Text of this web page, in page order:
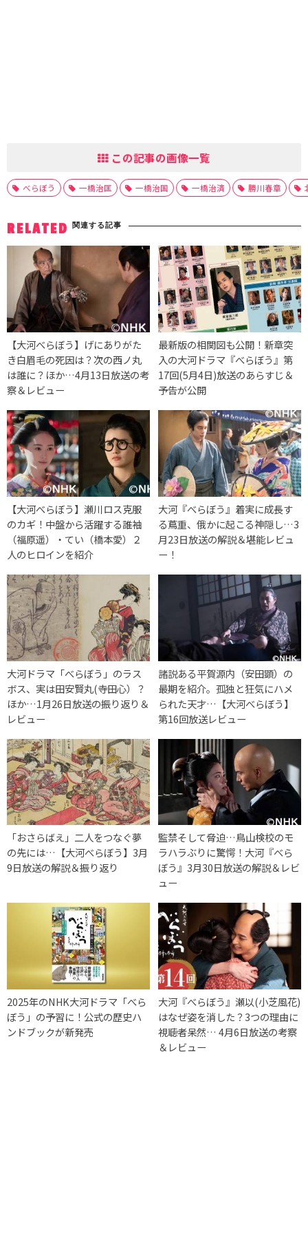
この記事の画像一覧
べらぼう 一橋治匡 一橋治国 一橋治済 勝川春章
RELATED 関連する記事
【大河べらぼう】げにありがた
き白眉毛の死因は？次の西ノ丸
は誰に？ほか…4月13日放送の考
察＆レビュー
最新版の相関図も公開！新章突
入の大河ドラマ『べらぼう』第
17回(5月4日)放送のあらすじ＆
予告が公開
【大河べらぼう】瀬川ロス克服
のカギ！中盤から活躍する誰袖
（福原遥）・てい（橋本愛）２
人のヒロインを紹介
大河『べらぼう』着実に成長す
る蔦重、俄かに起こる神隠し…3
月23日放送の解説＆堪能レビュ
ー！
大河ドラマ「べらぼう」のラス
ボス、実は田安賢丸(寺田心）？
ほか…1月26日放送の振り返り＆
レビュー
諸説ある平賀源内（安田顕）の
最期を紹介。孤独と狂気にハメ
られた天才…【大河べらぼう】
第16回放送レビュー
「おさらばえ」二人をつなぐ夢
の先には…【大河べらぼう】3月
9日放送の解説＆振り返り
監禁そして脅迫…鳥山検校のモ
ラハラぶりに驚愕！大河『べら
ぼう』3月30日放送の解説＆レビ
ュー
2025年のNHK大河ドラマ「べら
ぼう」の予習に！公式の歴史ハ
ンドブックが新発売
大河『べらぼう』瀬以(小芝風花)
はなぜ姿を消した？3つの理由に
視聴者呆然… 4月6日放送の考察
＆レビュー